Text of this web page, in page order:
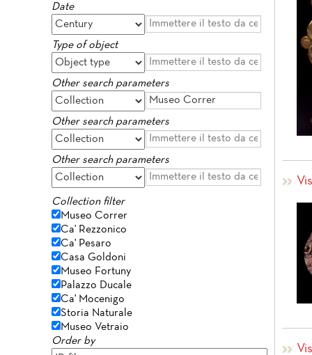
Date
Type of object
Other search parameters
Other search parameters
Other search parameters
Collection filter
Museo Correr
Ca' Rezzonico
Ca' Pesaro
Casa Goldoni
Museo Fortuny
Palazzo Ducale
Ca' Mocenigo
Storia Naturale
Museo Vetraio
Order by